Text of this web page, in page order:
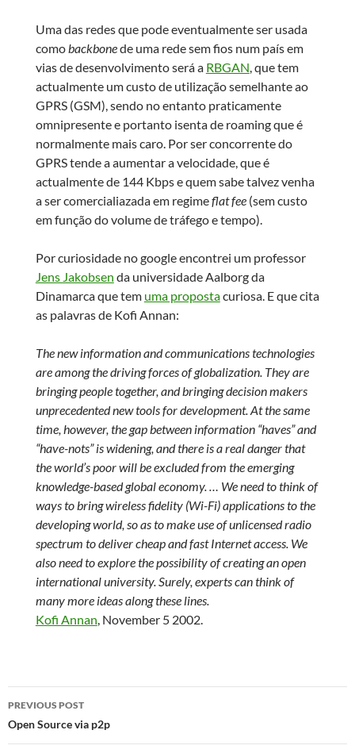
Uma das redes que pode eventualmente ser usada
comobackbonede uma rede sem fios num país em
vias de desenvolvimento será a RBGAN, que tem
actualmente um custo de utilização semelhante ao
GPRS (GSM), sendo no entanto praticamente
omnipresente e portanto isenta de roaming que é
normalmente mais caro. Por ser concorrente do
GPRS tende a aumentar a velocidade, que é
actualmente de 144 Kbps e quem sabe talvez venha
a ser comercialiazada em regimeflat fee(sem custo
em função do volume de tráfego e tempo).
Por curiosidade no google encontrei um professor
Jens Jakobsen da universidade Aalborg da
Dinamarca que tem uma propostacuriosa. E que cita
as palavras de Kofi Annan:
The new information and communications technologies
are among the driving forces of globalization. They are
bringing people together, and bringing decision makers
unprecedented new tools for development. At the same
time, however, the gap between information “haves” and
“have-nots” is widening, and there is a real danger that
the world’s poor will be excluded from the emerging
knowledge-based global economy. … We need to think of
ways to bring wireless fidelity (Wi-Fi) applications to the
developing world, so as to make use of unlicensed radio
spectrum to deliver cheap and fast Internet access. We
also need to explore the possibility of creating an open
international university. Surely, experts can think of
many more ideas along these lines.
Kofi Annan, November 5 2002.
Post
navigation
PREVIOUS POST
Open Source via p2p